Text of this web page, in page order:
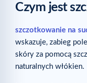
Czym jest
szczotkowanie na
wskazuje, zabieg
skóry za pomocą
naturalnych włókien.